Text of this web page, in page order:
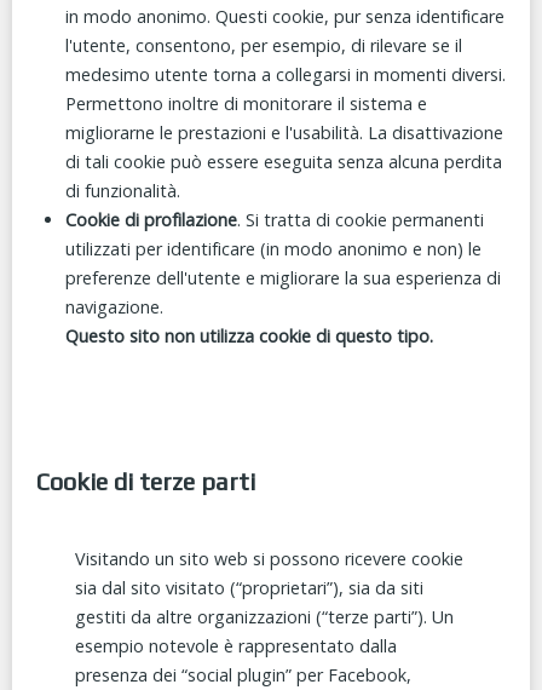
in modo anonimo. Questi cookie, pur senza identificare
l'utente, consentono, per esempio, di rilevare se il
medesimo utente torna a collegarsi in momenti diversi.
Permettono inoltre di monitorare il sistema e
migliorarne le prestazioni e l'usabilità. La disattivazione
di tali cookie può essere eseguita senza alcuna perdita
di funzionalità.
Cookie di profilazione. Si tratta di cookie permanenti
utilizzati per identificare (in modo anonimo e non) le
preferenze dell'utente e migliorare la sua esperienza di
navigazione.
Questo sito non utilizza cookie di questo tipo.
Cookie di terze parti
Visitando un sito web si possono ricevere cookie
sia dal sito visitato (“proprietari”), sia da siti
gestiti da altre organizzazioni (“terze parti”). Un
esempio notevole è rappresentato dalla
presenza dei “social plugin” per Facebook,